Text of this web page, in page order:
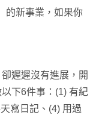
的新事業，如果你
遲遲沒有進展，開
下6件事：(1) 有紀
寫日記、(4) 用過